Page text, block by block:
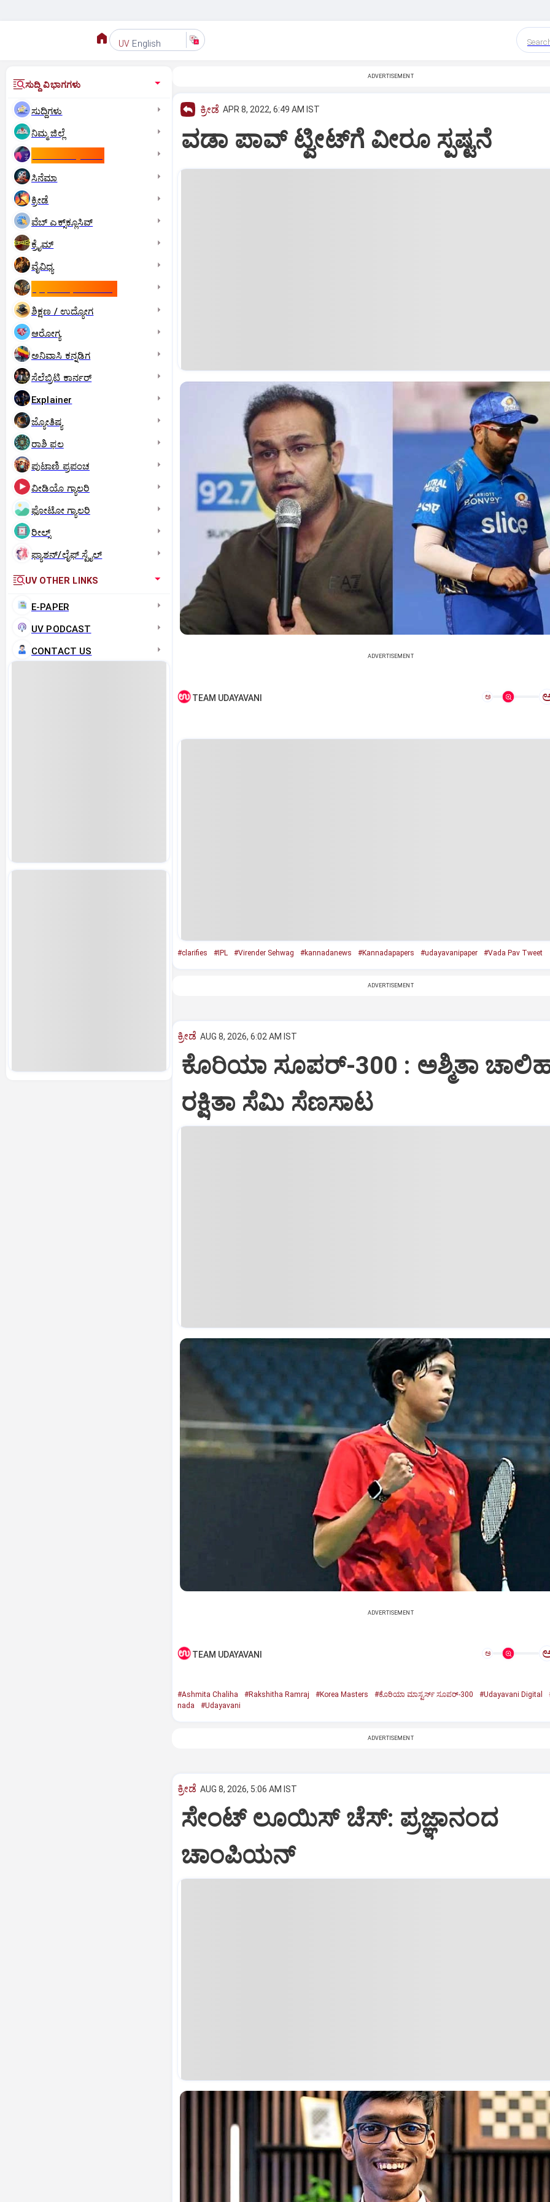
UV English
ಸುದ್ದಿ ವಿಭಾಗಗಳು
ಸುದ್ದಿಗಳು
ನಿಮ್ಮ ಜಿಲ್ಲೆ
ಸಿನೆಮಾ
ಕ್ರೀಡೆ
ವೆಬ್ ಎಕ್ಸ್‌ಕ್ಲೂಸಿವ್
ಕ್ರೈಮ್
ವೈವಿಧ್ಯ
ಶಿಕ್ಷಣ / ಉದ್ಯೋಗ
ಆರೋಗ್ಯ
ಅನಿವಾಸಿ ಕನ್ನಡಿಗ
ಸೆಲೆಬ್ರಿಟಿ ಕಾರ್ನರ್‌
Explainer
ಜ್ಯೋತಿಷ್ಯ
ರಾಶಿ ಫಲ
ಪುಟಾಣಿ ಪ್ರಪಂಚ
ವೀಡಿಯೊ ಗ್ಯಾಲರಿ
ಫೋಟೋ ಗ್ಯಾಲರಿ
ರೀಲ್ಸ್
ಫ್ಯಾಶನ್/ಲೈಫ್‌ ಸ್ಟೈಲ್
UV OTHER LINKS
E-PAPER
UV PODCAST
CONTACT US
ADVERTISEMENT
ಕ್ರೀಡೆ APR 8, 2022, 6:49 AM IST
ವಡಾ ಪಾವ್‌ ಟ್ವೀಟ್‌ಗೆ ವೀರೂ ಸ್ಪಷ್ಟನೆ
ADVERTISEMENT
TEAM UDAYAVANI ಅ
#clarifies #IPL #Virender Sehwag #kannadanews #Kannadapapers #udayavanipaper #Vada Pav Tweet
ADVERTISEMENT
ಕ್ರೀಡೆ AUG 8, 2026, 6:02 AM IST
ಕೊರಿಯಾ ಸೂಪರ್‌-300 : ಅಶ್ಮಿತಾ
ರಕ್ಷಿತಾ ಸೆಮಿ ಸೆಣಸಾಟ
ADVERTISEMENT
TEAM UDAYAVANI ಅ
#Ashmita Chaliha #Rakshitha Ramraj #Korea Masters #ಕೊರಿಯಾ ಮಾಸ್ಟರ್ಸ್‌ ಸೂಪರ್‌-300 #Udayavani Digital
nada
#Udayavani
ADVERTISEMENT
ಕ್ರೀಡೆ AUG 8, 2026, 5:06 AM IST
ಸೇಂಟ್‌ ಲೂಯಿಸ್‌ ಚೆಸ್‌: ಪ್ರಜ್ಞಾನಂದ
ಚಾಂಪಿಯನ್‌